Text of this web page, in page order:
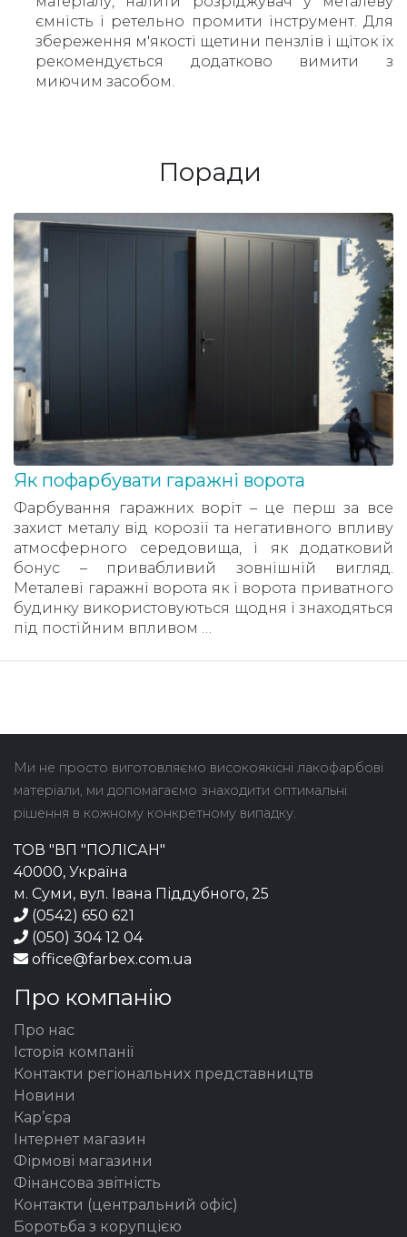
ємність і ретельно промити інструмент. Для
збереження м'якості щетини пензлів і щіток їх
рекомендується додатково вимити з
миючим засобом.
Поради
Як пофарбувати гаражні ворота
Фарбування гаражних воріт – це перш за все
захист металу від корозії та негативного впливу
атмосферного середовища, і як додатковий
бонус – привабливий зовнішній вигляд.
Металеві гаражні ворота як і ворота приватного
будинку використовуються щодня і знаходяться
під постійним впливом …
Ми не просто виготовляємо високоякісні лакофарбові
матеріали, ми допомагаємо знаходити оптимальні
рішення в кожному конкретному випадку.
ТОВ "ВП "ПОЛІСАН"
40000, Україна
м. Суми, вул. Івана Піддубного, 25
(0542) 650 621
(050) 304 12 04
office@farbex.com.ua
Про компанію
Про нас
Історія компанії
Контакти регіональних представництв
Новини
Кар’єра
Інтернет магазин
Фірмові магазини
Фінансова звітність
Контакти (центральний офіс)
Боротьба з корупцією